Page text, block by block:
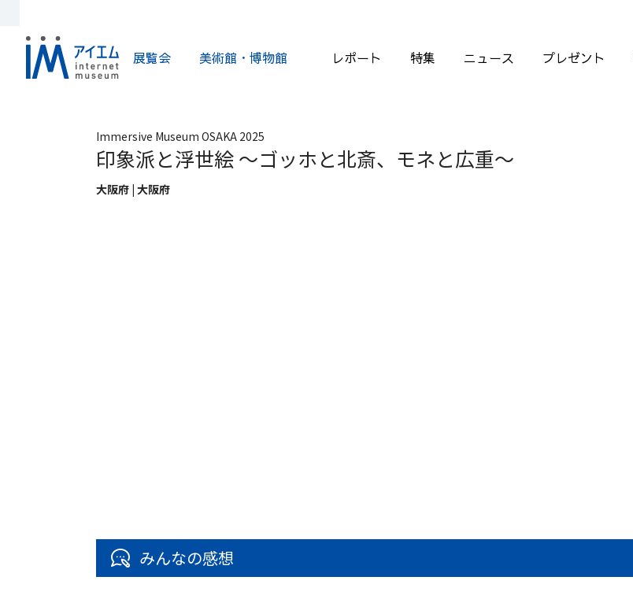
展覧会 美術館・博物館 レポート 特集 ニュース プレゼント
Immersive Museum OSAKA 2025
印象派と浮世絵 ～ゴッホと北斎、モネと広重～
大阪府 | 大阪府
みんなの感想